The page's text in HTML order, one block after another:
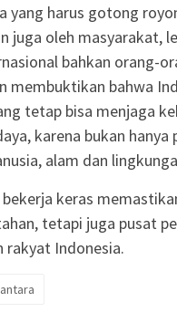
yang harus gotong
juga oleh masyarakat,
bahkan orang-
membuktikan bahwa
tetap bisa menjaga
karena bukan
alam dan
keras
tetapi juga pusat
rakyat Indonesia.